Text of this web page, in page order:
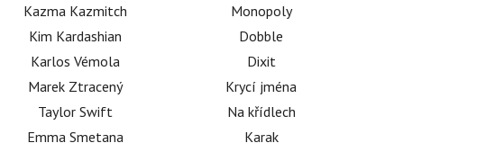
Kazma Kazmitch
Kim Kardashian
Karlos Vémola
Marek Ztracený
Taylor Swift
Emma Smetana
Monopoly
Dobble
Dixit
Krycí jména
Na křídlech
Karak